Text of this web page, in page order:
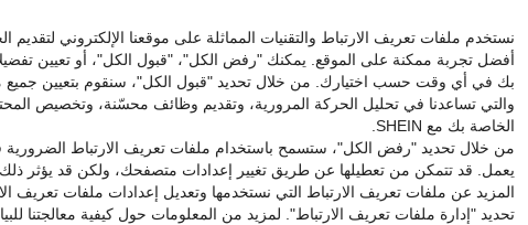
Hairfy
4.38€
#قصة المحيط
4.44€
نستخدم ملفات تعريف الارتباط والتقنيات المماثلة على موقعنا الإلكتروني لتقديم
أفضل تجربة ممكنة على الموقع. يمكنك "رفض الكل"، "قبول الكل"، أو تعيين
بك في أي وقت حسب اختيارك. من خلال تحديد "قبول الكل"، سنقوم بتعيين جميع
والتي تساعدنا في تحليل الحركة المرورية، وتقديم وظائف محسّنة، وتخصيص
الخاصة بك مع SHEIN.
من خلال تحديد "رفض الكل"، ستسمح باستخدام ملفات تعريف الارتباط الضرورية
يعمل. قد تتمكن من تعطيلها عن طريق تغيير إعدادات متصفحك، ولكن قد يؤثر
المزيد عن ملفات تعريف الارتباط التي نستخدمها وتعديل إعدادات ملفات تعريف
تحديد "إدارة ملفات تعريف الارتباط". لمزيد من المعلومات حول كيفية معالجتنا